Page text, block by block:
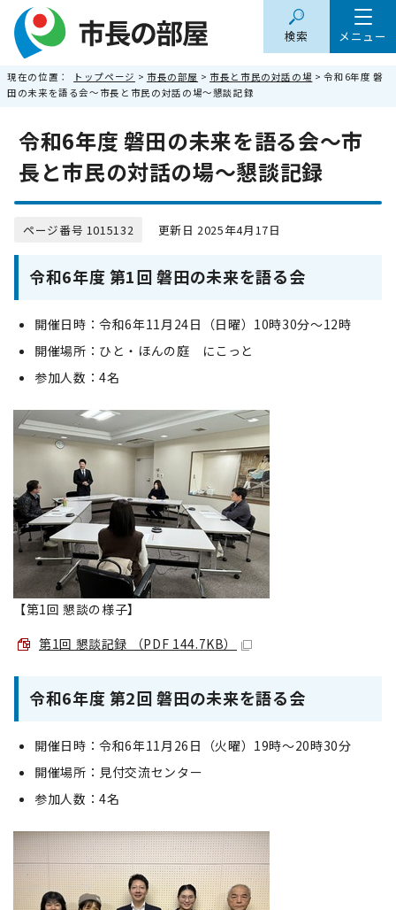
メニュー
検索
現在の位置： トップページ > 市長の部屋 > 市長と市民の対話の場 > 令和6年度 磐
田の未来を語る会～市長と市民の対話の場～懇談記録
令和6年度 磐田の未来を語る会～市
長と市民の対話の場～懇談記録
ページ番号 1015132 更新日 2025年4月17日
令和6年度 第1回 磐田の未来を語る会
開催日時：令和6年11月24日（日曜）10時30分～12時
開催場所：ひと・ほんの庭 にこっと
参加人数：4名
【第1回 懇談の様子】
第1回 懇談記録 （PDF 144.7KB）
令和6年度 第2回 磐田の未来を語る会
開催日時：令和6年11月26日（火曜）19時～20時30分
開催場所：見付交流センター
参加人数：4名